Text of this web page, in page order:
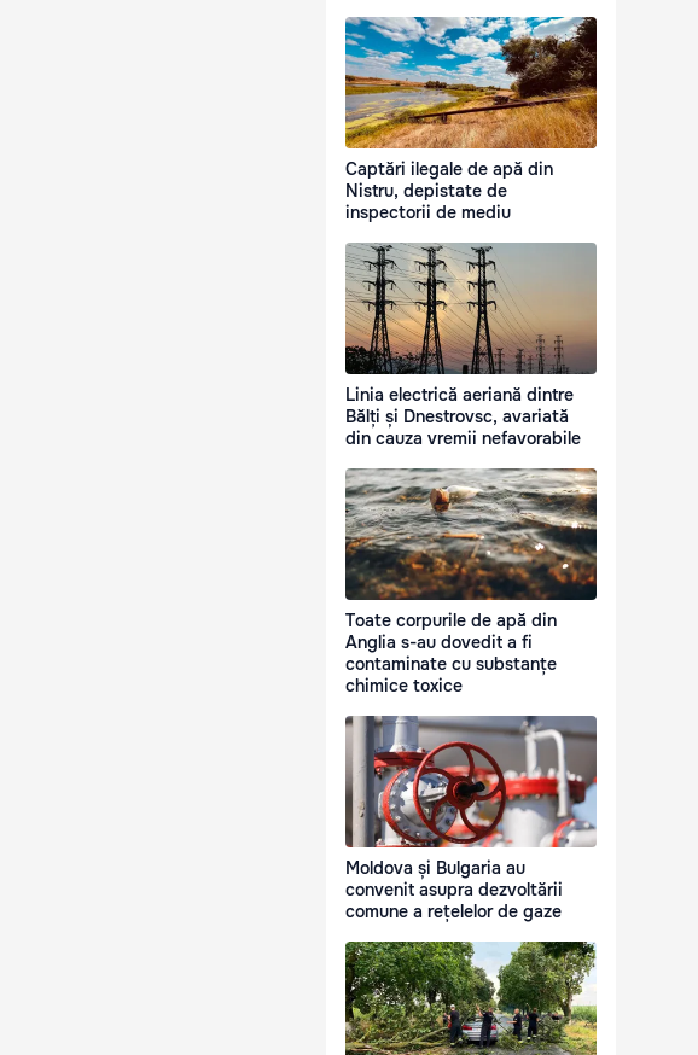
Captări ilegale de apă din
Nistru, depistate de
inspectorii de mediu
Linia electrică aeriană dintre
Bălți și Dnestrovsc, avariată
din cauza vremii nefavorabile
Toate corpurile de apă din
Anglia s-au dovedit a fi
contaminate cu substanțe
chimice toxice
Moldova și Bulgaria au
convenit asupra dezvoltării
comune a rețelelor de gaze